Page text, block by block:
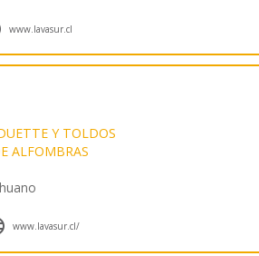
www.lavasur.cl
Y TOLDOS
ALFOMBRAS
www.lavasur.cl/